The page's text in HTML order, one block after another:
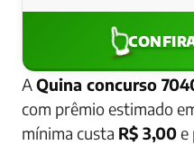
👆
AQuina concurso
com prêmio estimado
mínima custa R$ 3,00e